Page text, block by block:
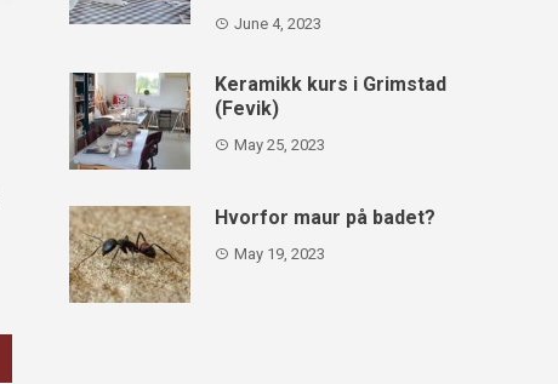
June 4, 2023
Keramikk kurs i Grimstad
(Fevik)
May 25, 2023
Hvorfor maur på badet?
May 19, 2023